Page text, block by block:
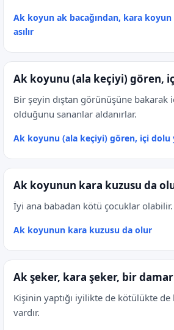
Ak koyun ak bacağından, kara koyun
asılır
Ak koyunu (ala keçiyi) gören,
Bir şeyin dıştan görünüşüne bakarak
olduğunu sananlar aldanırlar.
Ak koyunu (ala keçiyi) gören, içi dolu
Ak koyunun kara kuzusu da
İyi ana babadan kötü çocuklar olabilir.
Ak koyunun kara kuzusu da olur
Ak şeker, kara şeker, bir
Kişinin yaptığı iyilikte de kötülükte de
vardır.